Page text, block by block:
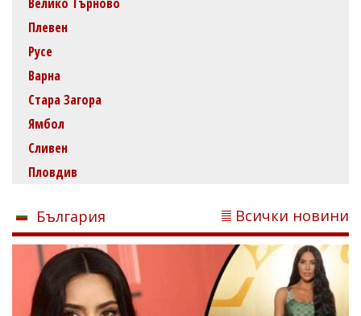
Плевен
Русе
Варна
Стара Загора
Ямбол
Сливен
Пловдив
България Всички новини